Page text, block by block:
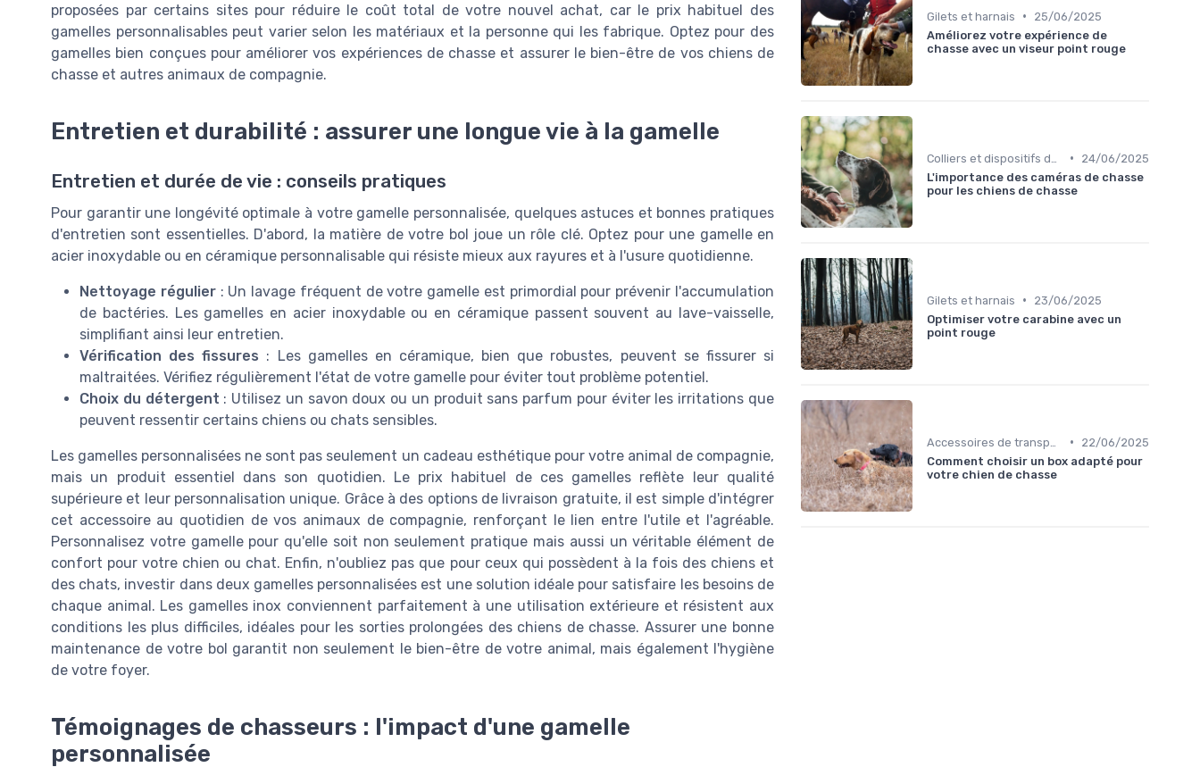
proposées par certains sites pour réduire le coût total de votre nouvel achat, car le prix habituel des
gamelles personnalisables peut varier selon les matériaux et la personne qui les fabrique. Optez pour des
gamelles bien conçues pour améliorer vos expériences de chasse et assurer le bien-être de vos chiens de
chasse et autres animaux de compagnie.
Entretien et durabilité : assurer une longue vie à la gamelle
Entretien et durée de vie : conseils pratiques
Pour garantir une longévité optimale à votre gamelle personnalisée, quelques astuces et bonnes pratiques
d'entretien sont essentielles. D'abord, la matière de votre bol joue un rôle clé. Optez pour une gamelle en
acier inoxydable ou en céramique personnalisable qui résiste mieux aux rayures et à l'usure quotidienne.
Nettoyage régulier: Un lavage fréquent de votre gamelle est primordial pour prévenir l'accumulation
de bactéries. Les gamelles en acier inoxydable ou en céramique passent souvent au lave-vaisselle,
simplifiant ainsi leur entretien.
Vérification des fissures : Les gamelles en céramique, bien que robustes, peuvent se fissurer si
maltraitées. Vérifiez régulièrement l'état de votre gamelle pour éviter tout problème potentiel.
Choix du détergent : Utilisez un savon doux ou un produit sans parfum pour éviter les irritations que
peuvent ressentir certains chiens ou chats sensibles.
Les gamelles personnalisées ne sont pas seulement un cadeau esthétique pour votre animal de compagnie,
mais un produit essentiel dans son quotidien. Le prix habituel de ces gamelles reflète leur qualité
supérieure et leur personnalisation unique. Grâce à des options de livraison gratuite, il est simple d'intégrer
cet accessoire au quotidien de vos animaux de compagnie, renforçant le lien entre l'utile et l'agréable.
Personnalisez votre gamelle pour qu'elle soit non seulement pratique mais aussi un véritable élément de
confort pour votre chien ou chat. Enfin, n'oubliez pas que pour ceux qui possèdent à la fois des chiens et
des chats, investir dans deux gamelles personnalisées est une solution idéale pour satisfaire les besoins de
chaque animal. Les gamelles inox conviennent parfaitement à une utilisation extérieure et résistent aux
conditions les plus difficiles, idéales pour les sorties prolongées des chiens de chasse. Assurer une bonne
maintenance de votre bol garantit non seulement le bien-être de votre animal, mais également l'hygiène
de votre foyer.
Témoignages de chasseurs : l'impact d'une gamelle
personnalisée
Gilets et harnais •
25/06/2025
Améliorez votre expérience de
chasse avec un viseur point rouge
•
24/06/2025
L'importance des caméras de chasse
pour les chiens de chasse
Gilets et harnais •
23/06/2025
Optimiser votre carabine avec un
point rouge
•
22/06/2025
Comment choisir un box adapté pour
votre chien de chasse